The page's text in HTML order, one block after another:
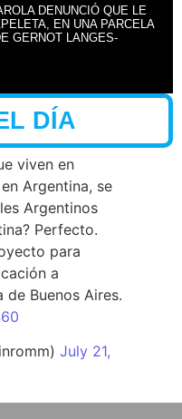
DENUNCIÓ QUE LE
EN UNA PARCELA
GERNOT LANGES-
DÍA
viven en
Argentina, se
Argentinos
Perfecto.
para
a
Buenos Aires.
July 21,